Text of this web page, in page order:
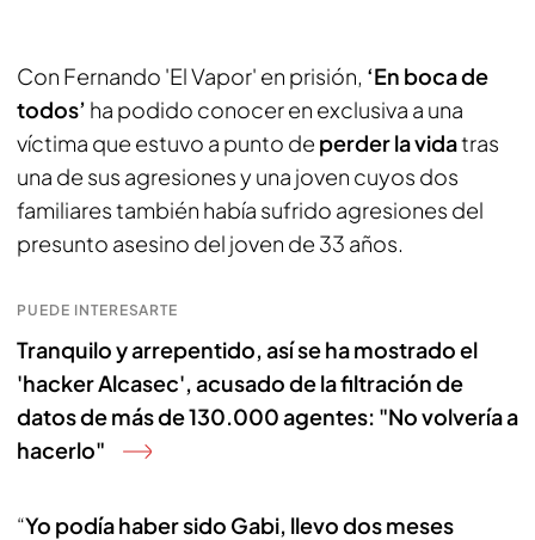
Con Fernando 'El Vapor' en prisión, ‘En boca de
todos’ ha podido conocer en exclusiva a una
víctima que estuvo a punto de perder la vidatras
una de sus agresiones y una joven cuyos dos
familiares también había sufrido agresiones del
presunto asesino del joven de 33 años.
PUEDE INTERESARTE
Tranquilo y arrepentido, así se ha mostrado el
'hacker Alcasec', acusado de la filtración de
datos de más de 130.000 agentes: "No volvería a
hacerlo"
“Yo podía haber sido Gabi, llevo dos meses